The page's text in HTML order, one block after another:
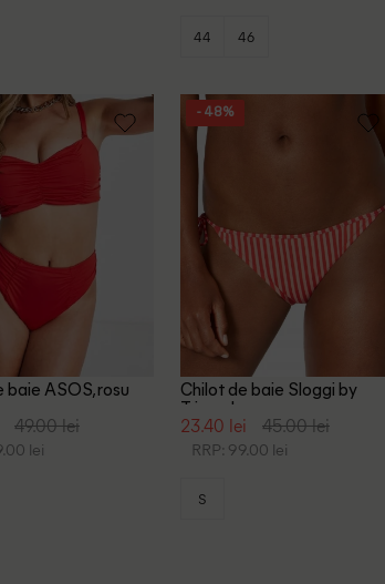
44 46
baie ASOS, rosu
49.00 lei
lei
- 48%
Chilot de baie Sloggi by
Triumph, rosu
23.40 lei 45.00 lei
RRP: 99.00 lei
S